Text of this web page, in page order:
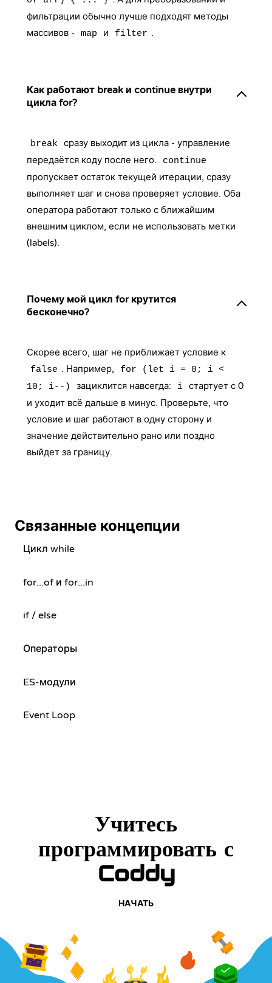
фильтрации обычно лучше подходят методы
массивов -
map и filter .
Как работают break и continue внутри
цикла for?
break
сразу выходит из цикла - управление
передаётся коду после него.
continue
пропускает остаток текущей итерации, сразу
выполняет шаг и снова проверяет условие. Оба
оператора работают только с ближайшим
внешним циклом, если не использовать метки
(labels).
Почему мой цикл for крутится
бесконечно?
Скорее всего, шаг не приближает условие к
false . Например,
for (let i = 0; i <
10; i--)
зациклится навсегда: i стартует с 0
и уходит всё дальше в минус. Проверьте, что
условие и шаг работают в одну сторону и
значение действительно рано или поздно
выйдет за границу.
Связанные концепции
Цикл while
for...of и for...in
if / else
Операторы
ES-модули
Event Loop
Учитесь
программировать с
Coddy
НАЧАТЬ